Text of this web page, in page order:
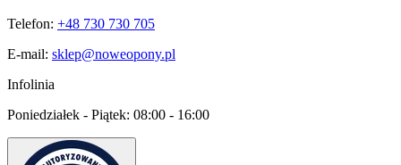
Telefon: +48 730 730 705
E-mail: sklep@noweopony.pl
Infolinia
Poniedziałek - Piątek: 08:00 - 16:00